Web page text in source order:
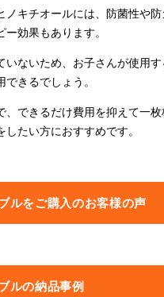
ノキチオールには、防菌性や
効果もあります。
いないため、お子さんが使用
きるでしょう。
、できるだけ費用を抑えて一
たい方におすすめです。
ルをご購入のお客様の声
ルの納品事例